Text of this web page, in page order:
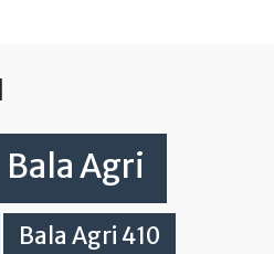
Bala Agri
Bala Agri 410